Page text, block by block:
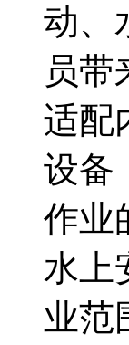
动、
员带
适配
设备
作业
水上
业范